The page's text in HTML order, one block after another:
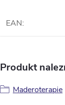
EAN:
Produkt
Maderoterapie